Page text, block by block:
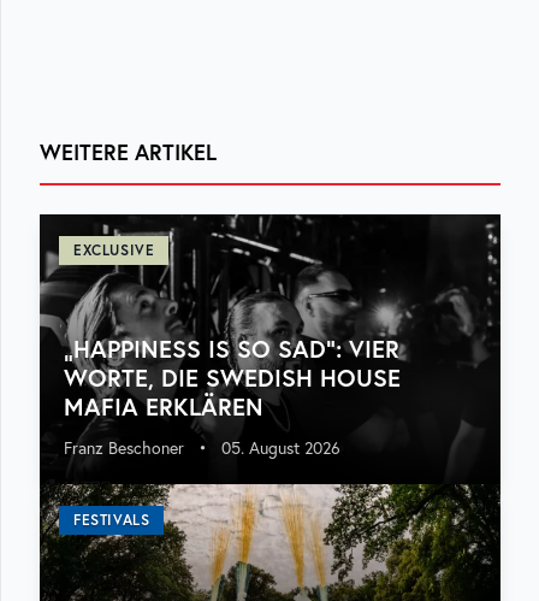
WEITERE ARTIKEL
EXCLUSIVE
„HAPPINESS IS SO SAD“: VIER
WORTE, DIE SWEDISH HOUSE
MAFIA ERKLÄREN
Franz Beschoner • 05. August 2026
FESTIVALS